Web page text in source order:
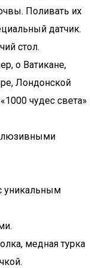
Поливать их
датчик.
стол.
о Ватикане,
Лондонской
чудес света»
уникальным
медная турка